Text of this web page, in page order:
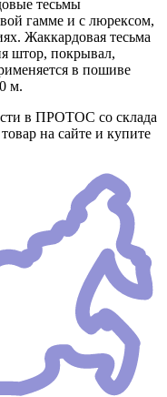
тесьмы
гамме и с люрексом,
Жаккардовая тесьма
штор, покрывал,
в пошиве
м.
в ПРОТОС со склада
на сайте и купите